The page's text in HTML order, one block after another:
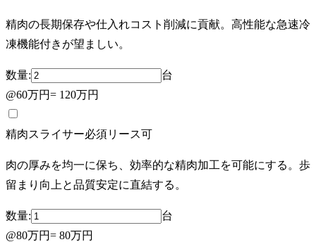
精肉の長期保存や仕入れコスト削減に貢献。高性能な急速冷
凍機能付きが望ましい。
数量:
台
@60万円= 120万円
精肉スライサー必須リース可
肉の厚みを均一に保ち、効率的な精肉加工を可能にする。歩
留まり向上と品質安定に直結する。
数量:
台
@80万円= 80万円